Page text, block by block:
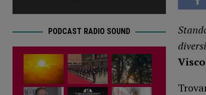
PODCAST RADIO SOUND